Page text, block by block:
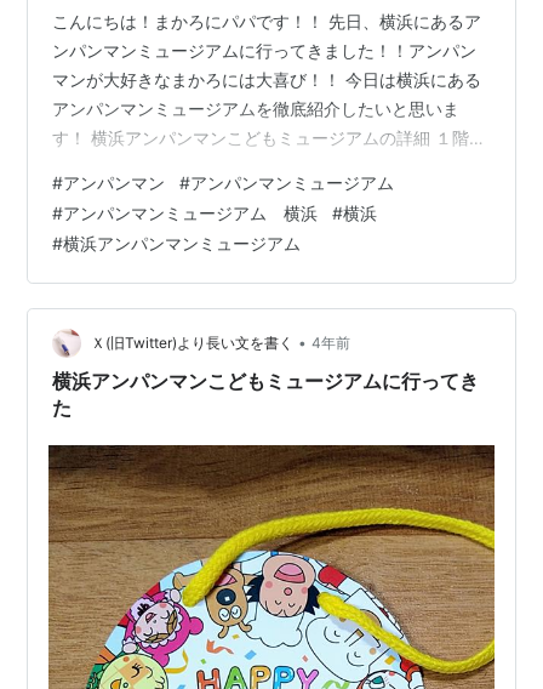
こんにちは！まかろにパパです！！ 先日、横浜にあるア
ンパンマンミュージアムに行ってきました！！アンパン
マンが大好きなまかろには大喜び！！ 今日は横浜にある
アンパンマンミュージアムを徹底紹介したいと思いま
す！ 横浜アンパンマンこどもミュージアムの詳細 １階
階では４５分に一度アンパンマンのステージがあるよ！
みんなで横浜アンパンマンこどもミュージアムを遊びつ
くそう！ みんなで横浜アンパンマンこどもミュージアム
を遊びつくそう！ 横浜アンパンマンこどもミュージアム
は、「アンパンマン」をテーマとした参加型ミュージア
ムとショッピングモールの複合施設で…
#アンパンマン #アンパンマンミュージアム
#アンパンマンミュージアム 横浜 #横浜
#横浜アンパンマンミュージアム
Ｘ(旧Twitter)より長い文を書く • 4年前
横浜アンパンマンこどもミュージアムに行ってき
た